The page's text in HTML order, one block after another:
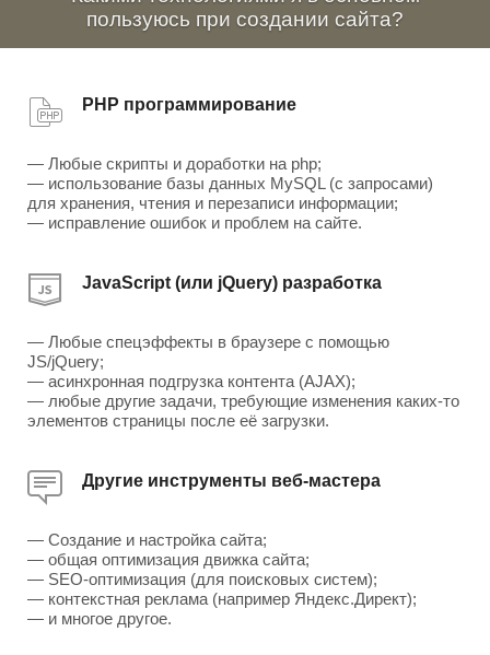
пользуюсь при создании сайта?
PHP программирование
— Любые скрипты и доработки на php;
— использование базы данных MySQL (с запросами)
для хранения, чтения и перезаписи информации;
— исправление ошибок и проблем на сайте.
JavaScript (или jQuery) разработка
— Любые спецэффекты в браузере с помощью
JS/jQuery;
— асинхронная подгрузка контента (AJAX);
— любые другие задачи, требующие изменения каких-то
элементов страницы после её загрузки.
Другие инструменты веб-мастера
— Создание и настройка сайта;
— общая оптимизация движка сайта;
— SEO-оптимизация (для поисковых систем);
— контекстная реклама (например Яндекс.Директ);
— и многое другое.